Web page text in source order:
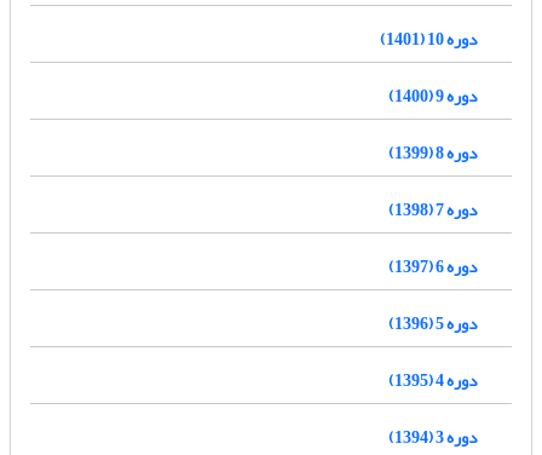
دوره 10 (1401)
دوره 9 (1400)
دوره 8 (1399)
دوره 7 (1398)
دوره 6 (1397)
دوره 5 (1396)
دوره 4 (1395)
دوره 3 (1394)